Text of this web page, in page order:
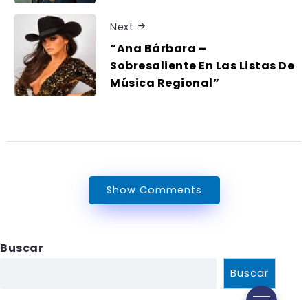
Next
“Ana Bárbara –
Sobresaliente En Las Listas De
Música Regional”
Show Comments
Buscar
Buscar